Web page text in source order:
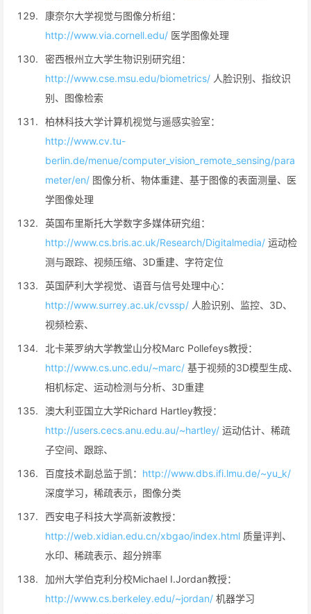
康奈尔大学视觉与图像分析组：
http://www.via.cornell.edu/ 医学图像处理
密西根州立大学生物识别研究组：
http://www.cse.msu.edu/biometrics/ 人脸识别、指纹识
别、图像检索
柏林科技大学计算机视觉与遥感实验室：
http://www.cv.tu-
berlin.de/menue/computer_vision_remote_sensing/para
meter/en/ 图像分析、物体重建、基于图像的表面测量、医
学图像处理
英国布里斯托大学数字多媒体研究组：
http://www.cs.bris.ac.uk/Research/Digitalmedia/ 运动检
测与跟踪、视频压缩、3D重建、字符定位
英国萨利大学视觉、语音与信号处理中心：
http://www.surrey.ac.uk/cvssp/ 人脸识别、监控、3D、
视频检索、
北卡莱罗纳大学教堂山分校Marc Pollefeys教授：
http://www.cs.unc.edu/~marc/ 基于视频的3D模型生成、
相机标定、运动检测与分析、3D重建
澳大利亚国立大学Richard Hartley教授：
http://users.cecs.anu.edu.au/~hartley/ 运动估计、稀疏
子空间、跟踪、
百度技术副总监于凯： http://www.dbs.ifi.lmu.de/~yu_k/
深度学习，稀疏表示，图像分类
西安电子科技大学高新波教授：
http://web.xidian.edu.cn/xbgao/index.html 质量评判、
水印、稀疏表示、超分辨率
加州大学伯克利分校Michael I.Jordan教授：
http://www.cs.berkeley.edu/~jordan/ 机器学习